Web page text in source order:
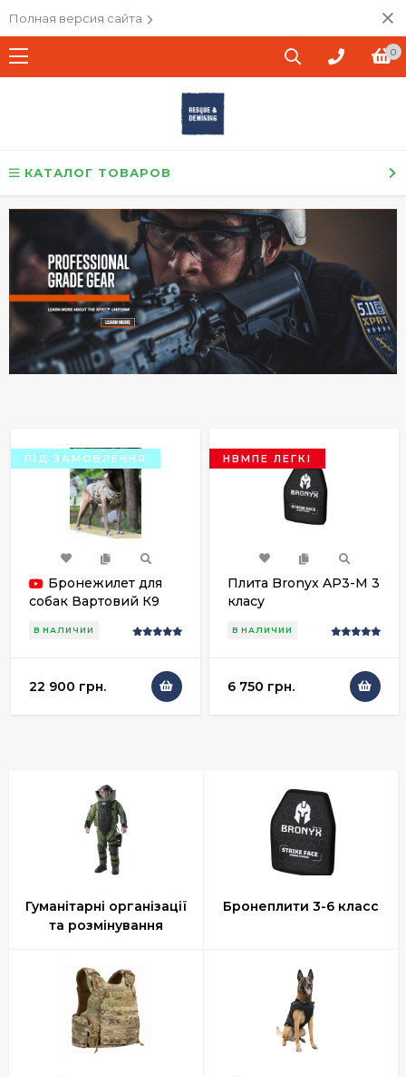
Полная версия сайта
0
КАТАЛОГ ТОВАРОВ
ПІД ЗАМОВЛЕННЯ
Бронежилет для
собак Вартовий К9
В НАЛИЧИИ
22 900 грн.
НВМПЕ ЛЕГКІ
Плита Bronyx AP3-M 3
класу
В НАЛИЧИИ
6 750 грн.
Гуманітарні організації
та розмінування
Бронеплити 3-6 класс